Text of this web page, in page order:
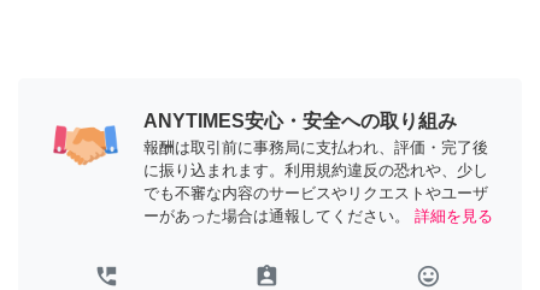
ANYTIMES安心・安全への取り組み
報酬は取引前に事務局に支払われ、評価・完了後
に振り込まれます。利用規約違反の恐れや、少し
でも不審な内容のサービスやリクエストやユーザ
ーがあった場合は通報してください。
詳細を見る
perm_phone_msg assignment_ind tag_faces